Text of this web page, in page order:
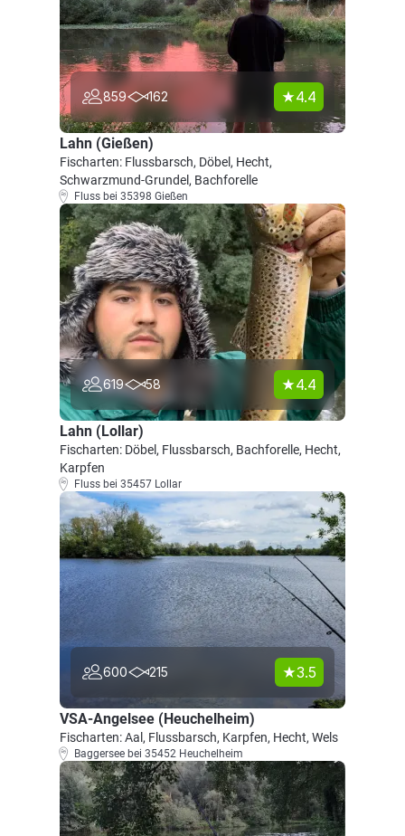
859 162 4.4
Lahn (Gießen)
Fischarten: Flussbarsch, Döbel, Hecht,
Schwarzmund-Grundel, Bachforelle
Fluss bei 35398 Gießen
619 58 4.4
Lahn (Lollar)
Fischarten: Döbel, Flussbarsch, Bachforelle, Hecht,
Karpfen
Fluss bei 35457 Lollar
600 215 3.5
VSA-Angelsee (Heuchelheim)
Fischarten: Aal, Flussbarsch, Karpfen, Hecht, Wels
Baggersee bei 35452 Heuchelheim